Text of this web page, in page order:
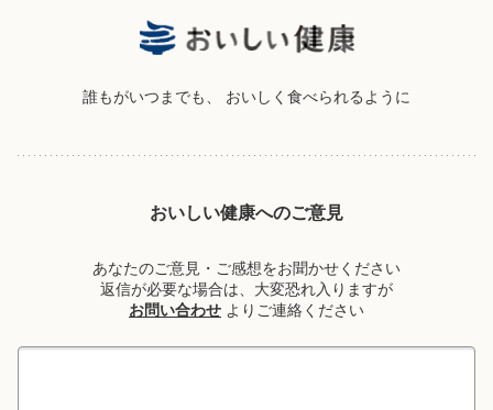
誰もがいつまでも、 おいしく食べられるように
おいしい健康へのご意見
あなたのご意見・ご感想をお聞かせください
返信が必要な場合は、大変恐れ入りますが
お問い合わせ よりご連絡ください